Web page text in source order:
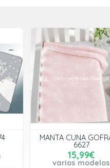
MANTA CUNA GOFRADA
15,99€
varios modelos